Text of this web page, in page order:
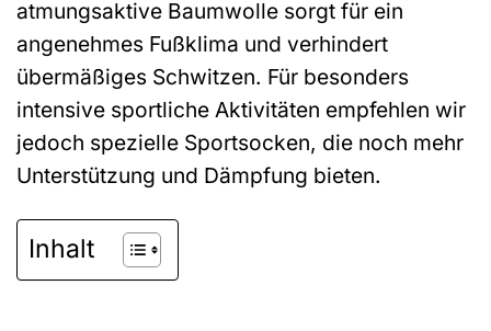
atmungsaktive Baumwolle sorgt für ein
angenehmes Fußklima und verhindert
übermäßiges Schwitzen. Für besonders
intensive sportliche Aktivitäten empfehlen wir
jedoch spezielle Sportsocken, die noch mehr
Unterstützung und Dämpfung bieten.
Inhalt